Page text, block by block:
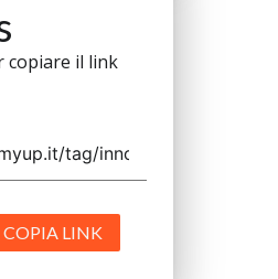
copiare il link
COPIA LINK